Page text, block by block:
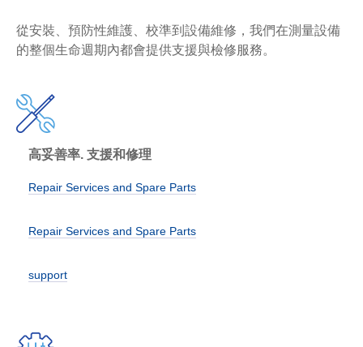
從安裝、預防性維護、校準到設備維修，我們在測量設備
的整個生命週期內都會提供支援與檢修服務。
高妥善率. 支援和修理
Repair Services and Spare Parts
Repair Services and Spare Parts
support